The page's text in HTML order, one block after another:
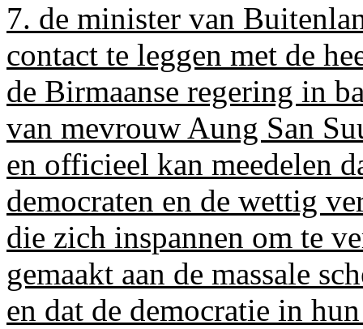
7. de minister van
contact te leggen met de
de Birmaanse regering in
van mevrouw Aung San
en officieel kan meedelen
democraten en de wettig
die zich inspannen om te
gemaakt aan de massale
en dat de democratie in